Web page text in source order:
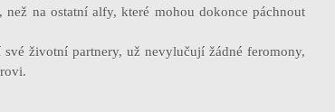
na ostatní alfy, které mohou dokonce páchnout
životní partnery, už nevylučují žádné feromony,